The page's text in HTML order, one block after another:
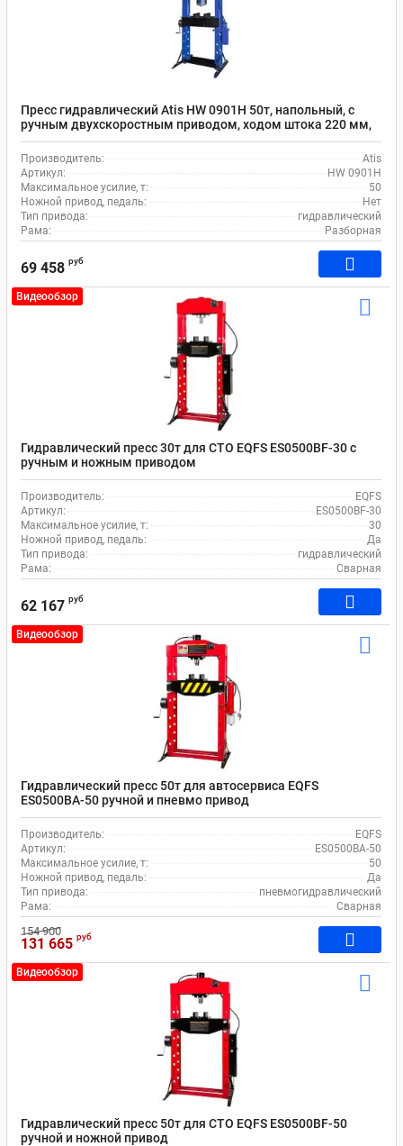
Пресс гидравлический Atis HW 0901H 50т, напольный, с
ручным двухскоростным приводом, ходом штока 220 мм,
ручной лебедкой
Производитель:
Atis
Артикул:
HW 0901H
Максимальное усилие, т:
50
Ножной привод, педаль:
Нет
Тип привода:
гидравлический
Рама:
Разборная
69 458 руб
Видеообзор
Гидравлический пресс 30т для СТО EQFS ES0500BF-30 с
ручным и ножным приводом
Производитель:
EQFS
Артикул:
ES0500BF-30
Максимальное усилие, т:
30
Ножной привод, педаль:
Да
Тип привода:
гидравлический
Рама:
Сварная
62 167 руб
Видеообзор
Гидравлический пресс 50т для автосервиса EQFS
ES0500BA-50 ручной и пневмо привод
Производитель:
EQFS
Артикул:
ES0500BA-50
Максимальное усилие, т:
50
Ножной привод, педаль:
Да
Тип привода:
пневмогидравлический
Рама:
Сварная
154 900
131 665 руб
Видеообзор
Гидравлический пресс 50т для СТО EQFS ES0500BF-50
ручной и ножной привод